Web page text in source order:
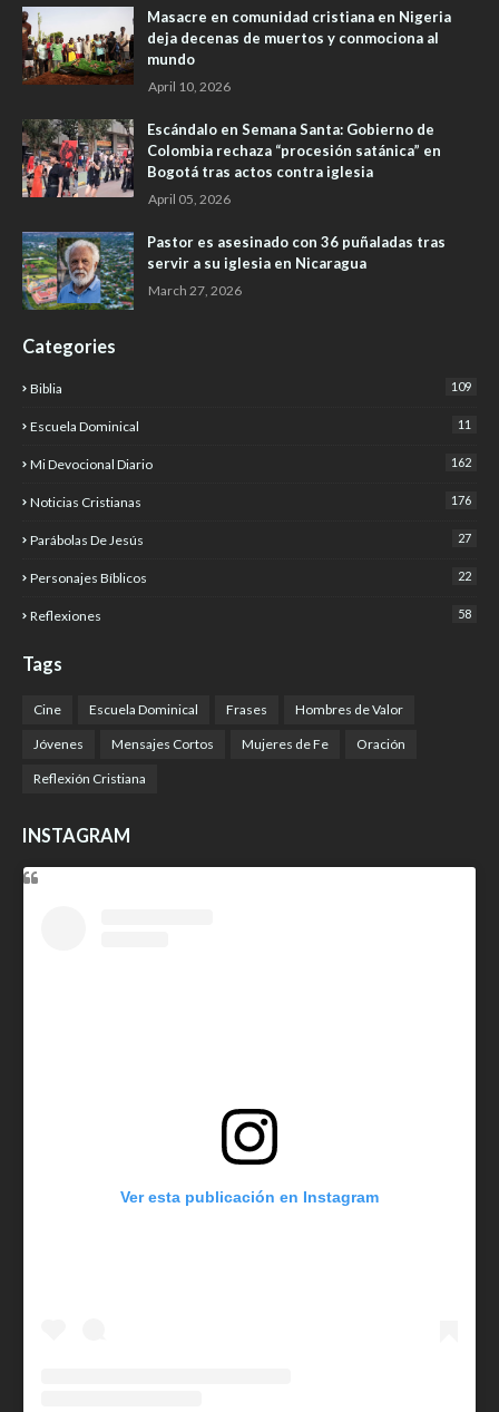
Masacre en comunidad cristiana en Nigeria
deja decenas de muertos y conmociona al
mundo
April 10, 2026
Escándalo en Semana Santa: Gobierno de
Colombia rechaza “procesión satánica” en
Bogotá tras actos contra iglesia
April 05, 2026
Pastor es asesinado con 36 puñaladas tras
servir a su iglesia en Nicaragua
March 27, 2026
Categories
Biblia 109
Escuela Dominical 11
Mi Devocional Diario 162
Noticias Cristianas 176
Parábolas De Jesús 27
Personajes Bíblicos 22
Reflexiones 58
Tags
Cine Escuela Dominical Frases Hombres de Valor
Jóvenes Mensajes Cortos Mujeres de Fe Oración
Reflexión Cristiana
INSTAGRAM
Ver esta publicación en Instagram